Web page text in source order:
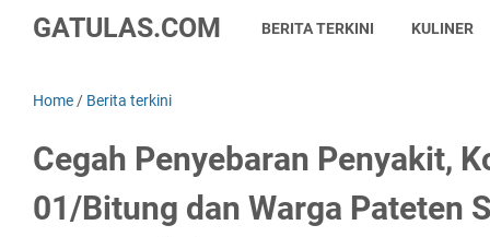
GATULAS.COM BERITA TERKINI KULINER
Home / Berita terkini
Cegah Penyebaran Penyakit,
01/Bitung dan Warga Pateten